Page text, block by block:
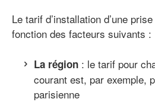
Le tarif d’installation d’une
fonction des facteurs suivants :
La région : le tarif pour
courant est, par exemple,
parisienne